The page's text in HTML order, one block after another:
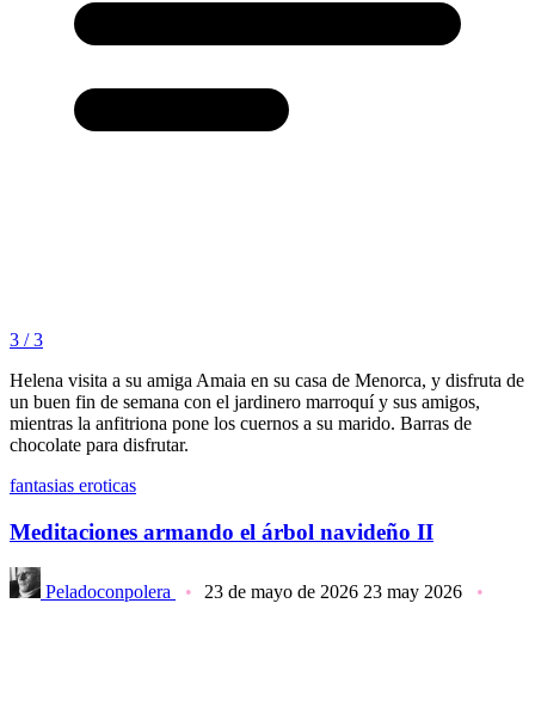
3 / 3
Helena visita a su amiga Amaia en su casa de Menorca, y disfruta de
un buen fin de semana con el jardinero marroquí y sus amigos,
mientras la anfitriona pone los cuernos a su marido. Barras de
chocolate para disfrutar.
fantasias eroticas
Meditaciones armando el árbol navideño II
Peladoconpolera 23 de mayo de 2026 23 may 2026